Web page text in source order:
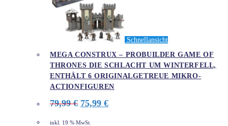
Schnellansicht
MEGA CONSTRUX – PROBUILDER GAME OF
THRONES DIE SCHLACHT UM WINTERFELL,
ENTHÄLT 6 ORIGINALGETREUE MIKRO-
ACTIONFIGUREN
79,99€ Ursprünglicher
Preis
war:
75,99 €Aktueller
inkl. 19 % MwSt.